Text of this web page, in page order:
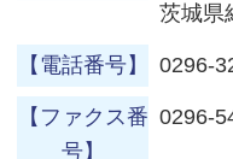
茨城県
【電話番号】 0296-
【ファクス番
号】
0296-